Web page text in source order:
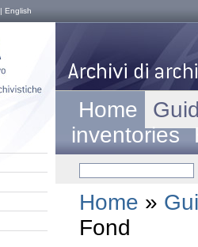
| English
Home
inventories
Home »
Fond